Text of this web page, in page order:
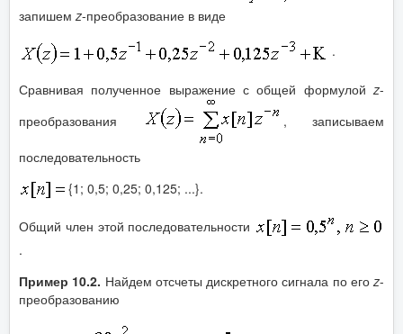
запишемz-преобразование в виде
.
Сравнивая полученное выражение с общей формулойz-
преобразования
, записываем
последовательность
{1; 0,5; 0,25; 0,125; ...}.
Общий член этой последовательности
.
Пример 10.2. Найдем отсчеты дискретного сигнала по егоz-
преобразованию